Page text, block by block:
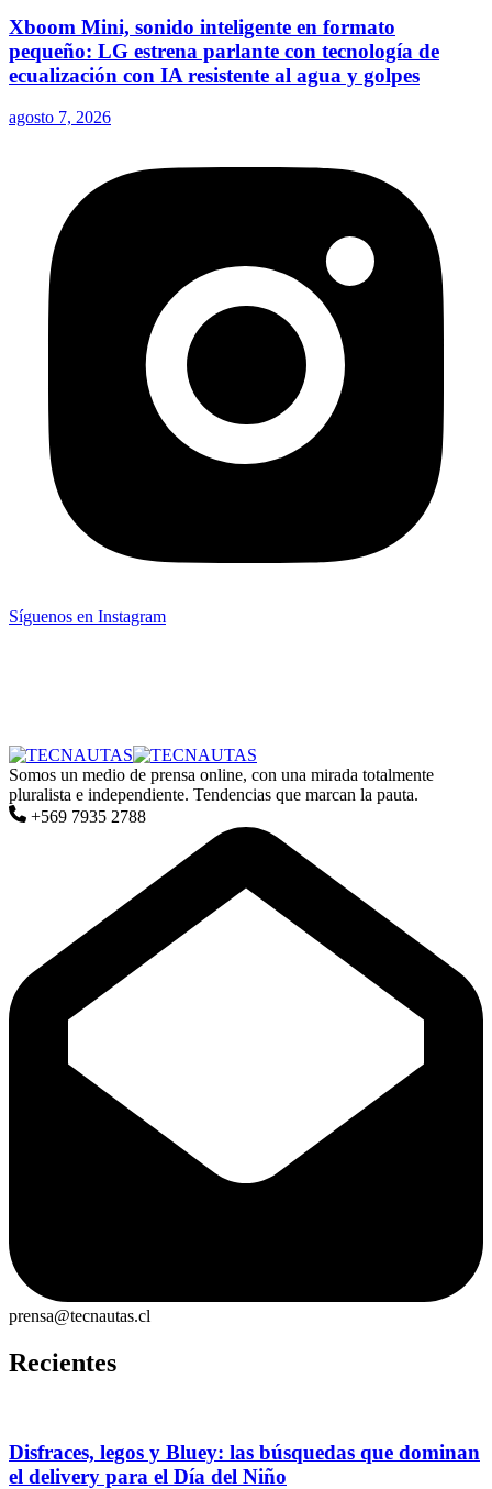
Xboom Mini, sonido inteligente en formato
pequeño: LG estrena parlante con tecnología de
ecualización con IA resistente al agua y golpes
agosto 7, 2026
Síguenos en Instagram
Somos un medio de prensa online, con una mirada totalmente
pluralista e independiente. Tendencias que marcan la pauta.
+569 7935 2788
prensa@tecnautas.cl
Recientes
Disfraces, legos y Bluey: las búsquedas que dominan
el delivery para el Día del Niño